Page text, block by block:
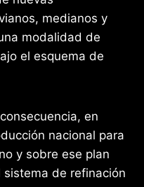
medianos y
modalidad de
el esquema de
en
nacional para
y sobre ese plan
de refinación